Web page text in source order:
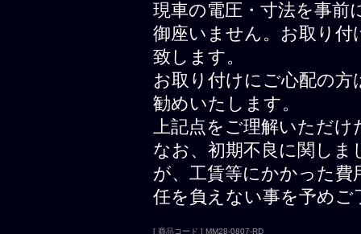
現車の電圧・寸法を事前
御座いません。お取り
致します。
お取り付けにご心配の
勧めいたします。
上記点をご理解いただけ
なお、初期不良に関し
が、工賃等にかかった費
任を負えない事を予めご
[ 商品コード ] MM28-0807-RD